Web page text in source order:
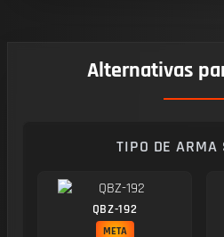
Alternativas
TIPO DE ARMA
QBZ-192
META